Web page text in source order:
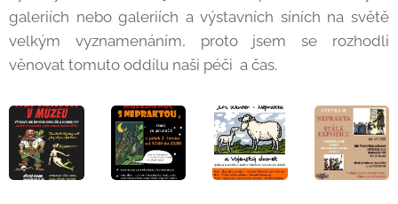
galeriích nebo galeriích a výstavních síních na světě
velkým vyznamenáním, proto jsem se rozhodli
věnovat tomuto oddílu naši péči a čas.